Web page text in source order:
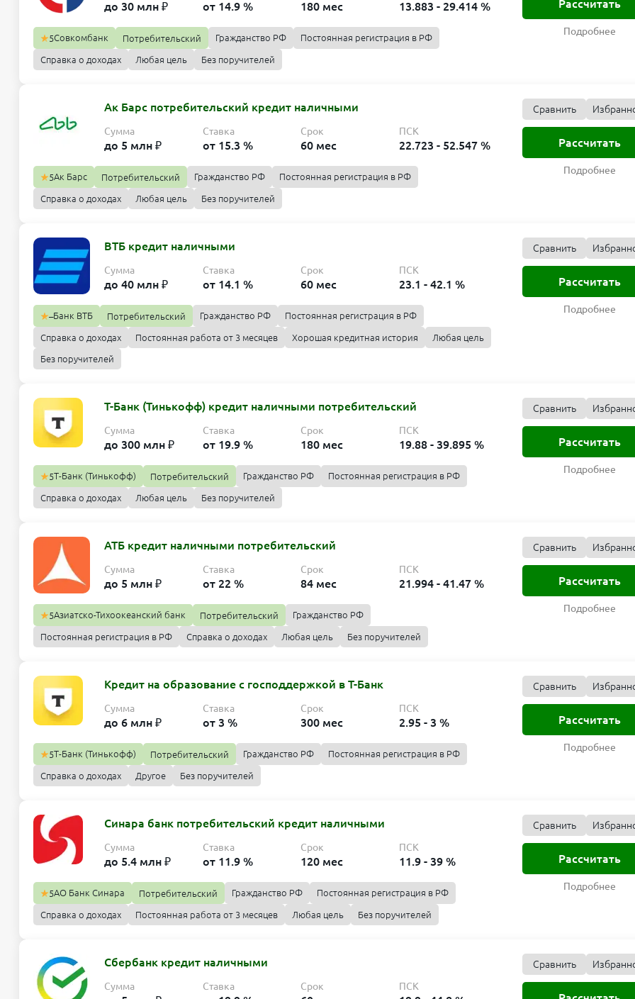
до 30 млн ₽ от 14.9 % 180 мес 13.883 - 29.414 %
5Совкомбанк Потребительский Гражданство РФ Постоянная регистрация в РФ
Справка о доходах Любая цель Без поручителей
Рассчитать
Подробнее
Ак Барс потребительский кредит наличными
Сумма
до 5 млн ₽
Ставка
от 15.3 %
Срок
60 мес
ПСК
22.723 - 52.547 %
5Ак Барс Потребительский Гражданство РФ Постоянная регистрация в РФ
Справка о доходах Любая цель Без поручителей
Сравнить
Рассчитать
Подробнее
ВТБ кредит наличными
Сумма
до 40 млн ₽
Ставка
от 14.1 %
Срок
60 мес
ПСК
23.1 - 42.1 %
–Банк ВТБ Потребительский Гражданство РФ Постоянная регистрация в РФ
Справка о доходах Постоянная работа от 3 месяцев Хорошая кредитная история Любая цель
Без поручителей
Сравнить
Рассчитать
Подробнее
Т-Банк (Тинькофф) кредит наличными потребительский
Сумма
до 300 млн ₽
Ставка
от 19.9 %
Срок
180 мес
ПСК
19.88 - 39.895 %
5Т-Банк (Тинькофф) Потребительский Гражданство РФ Постоянная регистрация в РФ
Справка о доходах Любая цель Без поручителей
Сравнить
Рассчитать
Подробнее
АТБ кредит наличными потребительский
Сумма
до 5 млн ₽
Ставка
от 22 %
Срок
84 мес
ПСК
21.994 - 41.47 %
5Азиатско-Тихоокеанский банк Потребительский Гражданство РФ
Постоянная регистрация в РФ Справка о доходах Любая цель Без поручителей
Сравнить
Рассчитать
Подробнее
Кредит на образование с господдержкой в Т-Банк
Сумма
до 6 млн ₽
Ставка
от 3 %
Срок
300 мес
ПСК
2.95 - 3 %
5Т-Банк (Тинькофф) Потребительский Гражданство РФ Постоянная регистрация в РФ
Справка о доходах Другое Без поручителей
Сравнить
Рассчитать
Подробнее
Синара банк потребительский кредит наличными
Сумма
до 5.4 млн ₽
Ставка
от 11.9 %
Срок
120 мес
ПСК
11.9 - 39 %
5АО Банк Синара Потребительский Гражданство РФ Постоянная регистрация в РФ
Справка о доходах Постоянная работа от 3 месяцев Любая цель Без поручителей
Сравнить
Рассчитать
Подробнее
Сбербанк кредит наличными
Сумма Ставка Срок ПСК
Сравнить